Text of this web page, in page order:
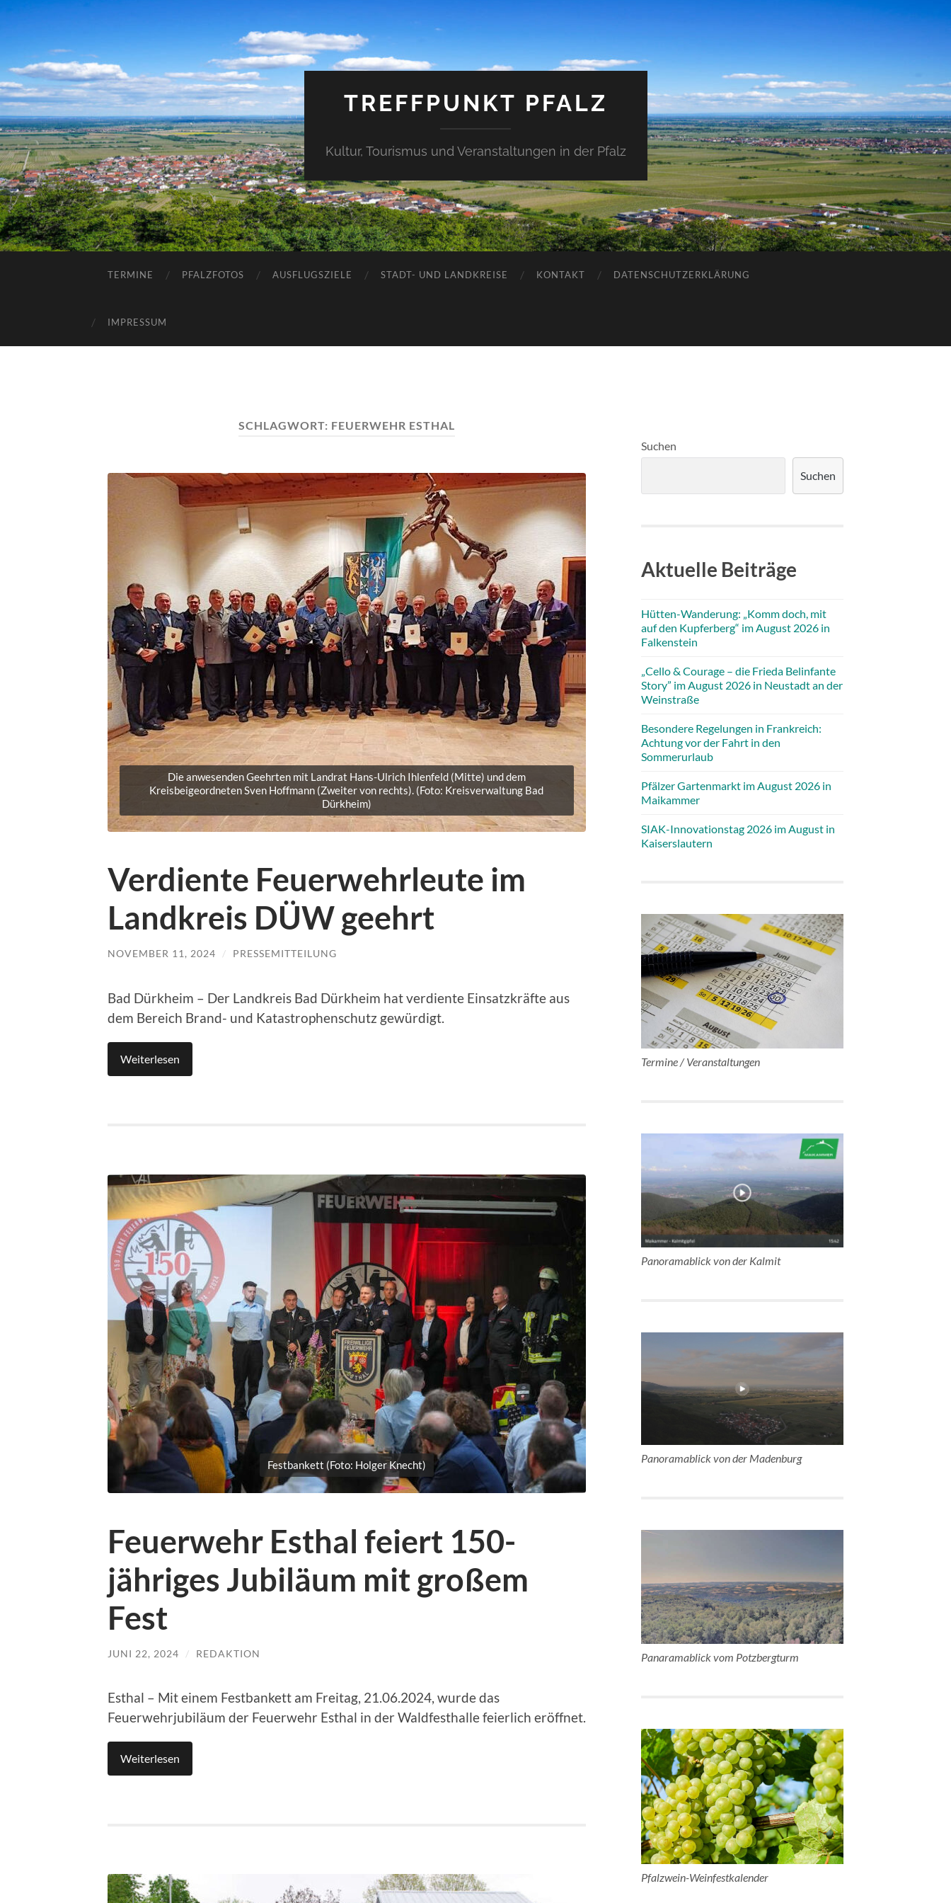
TREFFPUNKT PFALZ
Kultur, Tourismus und Veranstaltungen in der Pfalz
TERMINE PFALZFOTOS AUSFLUGSZIELE STADT- UND LANDKREISE KONTAKT DATENSCHUTZERKLÄRUNG
IMPRESSUM
SCHLAGWORT: FEUERWEHR ESTHAL
Die anwesenden Geehrten mit Landrat Hans-Ulrich Ihlenfeld (Mitte) und dem
Kreisbeigeordneten Sven Hoffmann (Zweiter von rechts). (Foto: Kreisverwaltung Bad
Dürkheim)
Verdiente Feuerwehrleute im
Landkreis DÜW geehrt
NOVEMBER 11, 2024 / PRESSEMITTEILUNG
Bad Dürkheim – Der Landkreis Bad Dürkheim hat verdiente Einsatzkräfte aus
dem Bereich Brand- und Katastrophenschutz gewürdigt.
Weiterlesen
Festbankett (Foto: Holger Knecht)
Feuerwehr Esthal feiert 150-
jähriges Jubiläum mit großem
Fest
JUNI 22, 2024 / REDAKTION
Esthal – Mit einem Festbankett am Freitag, 21.06.2024, wurde das
Feuerwehrjubiläum der Feuerwehr Esthal in der Waldfesthalle feierlich eröffnet.
Weiterlesen
Suchen
Suchen
Aktuelle Beiträge
Hütten-Wanderung: „Komm doch, mit
auf den Kupferberg“ im August 2026 in
Falkenstein
„Cello & Courage – die Frieda Belinfante
Story” im August 2026 in Neustadt an der
Weinstraße
Besondere Regelungen in Frankreich:
Achtung vor der Fahrt in den
Sommerurlaub
Pfälzer Gartenmarkt im August 2026 in
Maikammer
SIAK-Innovationstag 2026 im August in
Kaiserslautern
Termine / Veranstaltungen
Panoramablick von der Kalmit
Panoramablick von der Madenburg
Panaramablick vom Potzbergturm
Pfalzwein-Weinfestkalender